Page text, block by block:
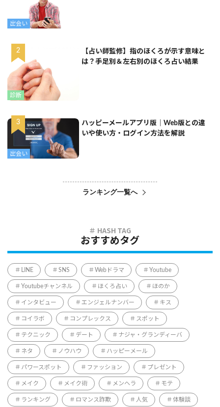
出会い
診断
【占い師監修】指のほくろが示す意味と
は？手足別＆左右別のほくろ占い結果
出会い
ハッピーメールアプリ版｜Web版との違
いや使い方・ログイン方法を解説
ランキング一覧へ
おすすめタグ
LINE SNS Webドラマ Youtube
Youtubeチャンネル ほくろ占い ほのか
インタビュー エンジェルナンバー キス
コイラボ コンプレックス スポット
テクニック デート ナジャ・グランディーバ
ネタ ノウハウ ハッピーメール
パワースポット ファッション プレゼント
メイク メイク術 メンヘラ モテ
ランキング ロマンス詐欺 人気 体験談